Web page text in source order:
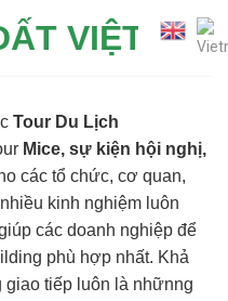
Tour Du Lịch
Mice, sự kiện hội nghị,
các tổ chức, cơ quan,
kinh nghiệm luôn
các doanh nghiệp để
phù hợp nhất. Khả
giao tiếp luôn là nhữnng